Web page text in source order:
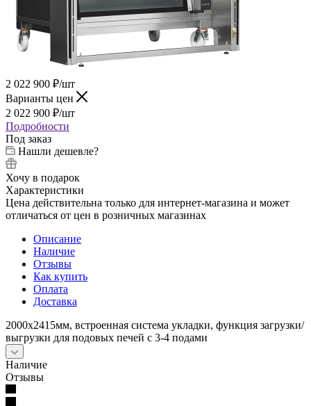
2 022 900 ₽/шт
Варианты цен
2 022 900 ₽/шт
Подробности
Под заказ
Нашли дешевле?
Хочу в подарок
Характеристики
Цена действительна только для интернет-магазина и может
отличаться от цен в розничных магазинах
Описание
Наличие
Отзывы
Как купить
Оплата
Доставка
2000х2415мм, встроенная система укладки, функция загрузки/
выгрузки для подовых печей с 3-4 подами
Наличие
Отзывы